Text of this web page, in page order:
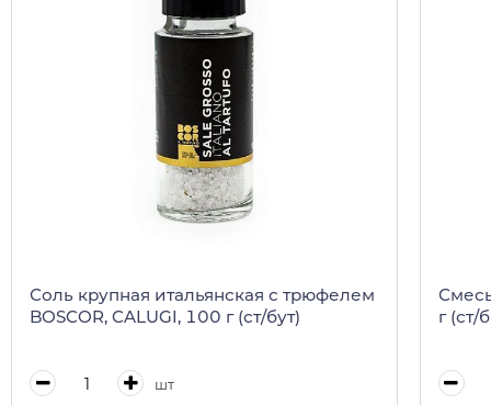
Соль крупная итальянская с трюфелем
BOSCOR, CALUGI, 100 г (ст/бут)
шт
г (ст/